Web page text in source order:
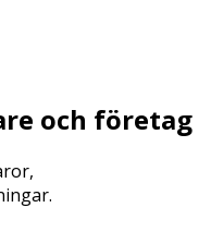
och företag